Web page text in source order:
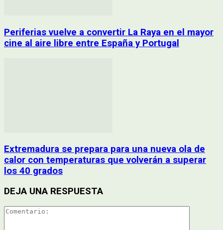
Periferias vuelve a convertir La Raya en el mayor
cine al aire libre entre España y Portugal
Extremadura se prepara para una nueva ola de
calor con temperaturas que volverán a superar
los 40 grados
DEJA UNA RESPUESTA